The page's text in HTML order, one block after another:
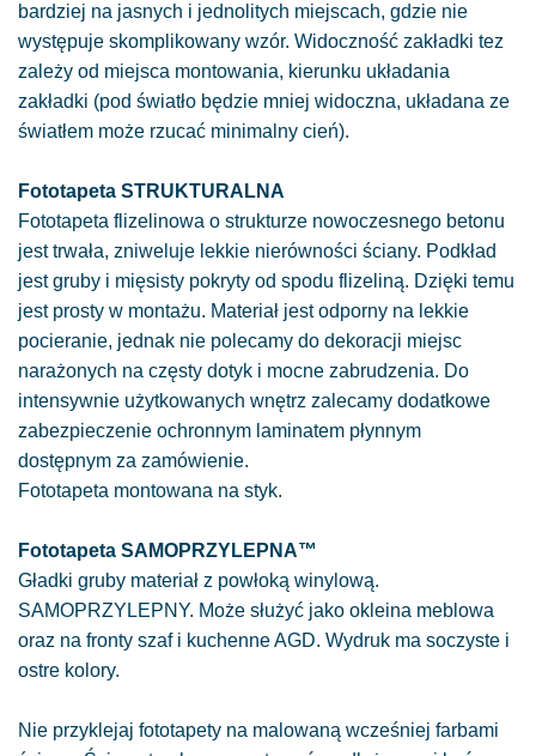
bardziej na jasnych i jednolitych miejscach, gdzie nie
występuje skomplikowany wzór. Widoczność zakładki tez
zależy od miejsca montowania, kierunku układania
zakładki (pod światło będzie mniej widoczna, układana ze
światłem może rzucać minimalny cień).
Fototapeta STRUKTURALNA
Fototapeta flizelinowa o strukturze nowoczesnego betonu
jest trwała, zniweluje lekkie nierówności ściany. Podkład
jest gruby i mięsisty pokryty od spodu flizeliną. Dzięki temu
jest prosty w montażu. Materiał jest odporny na lekkie
pocieranie, jednak nie polecamy do dekoracji miejsc
narażonych na częsty dotyk i mocne zabrudzenia. Do
intensywnie użytkowanych wnętrz zalecamy dodatkowe
zabezpieczenie ochronnym laminatem płynnym
dostępnym za zamówienie.
Fototapeta montowana na styk.
Fototapeta SAMOPRZYLEPNA™
Gładki gruby materiał z powłoką winylową.
SAMOPRZYLEPNY. Może służyć jako okleina meblowa
oraz na fronty szaf i kuchenne AGD. Wydruk ma soczyste i
ostre kolory.
Nie przyklejaj fototapety na malowaną wcześniej farbami